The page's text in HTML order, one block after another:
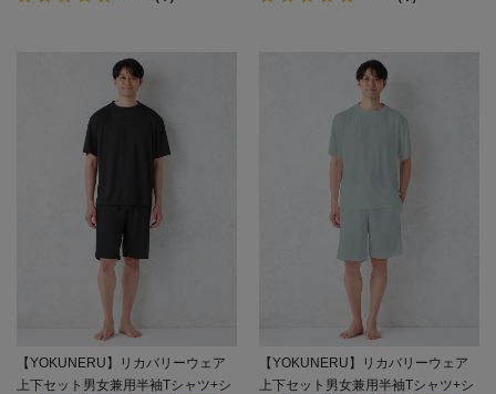
【YOKUNERU】リカバリーウェア
上下セット男女兼用半袖Tシャツ+シ
【YOKUNERU】リカバリーウェア
上下セット男女兼用半袖Tシャツ+シ